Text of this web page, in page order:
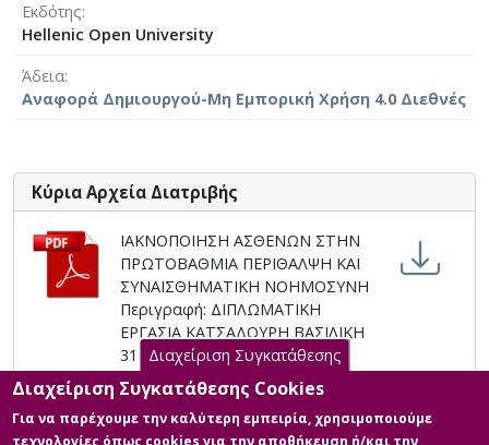
Εκδότης
Hellenic Open University
Άδεια
Αναφορά Δημιουργού-Μη Εμπορική Χρήση 4.0 Διεθνές
Κύρια Αρχεία Διατριβής
ΙΑΚΝΟΠΟΙΗΣΗ ΑΣΘΕΝΩΝ ΣΤΗΝ
ΠΡΩΤΟΒΑΘΜΙΑ ΠΕΡΙΘΑΛΨΗ ΚΑΙ
ΣΥΝΑΙΣΘΗΜΑΤΙΚΗ ΝΟΗΜΟΣΥΝΗ
Περιγραφή: ΔΙΠΛΩΜΑΤΙΚΗ
ΕΡΓΑΣΙΑ ΚΑΤΣΑΔΟΥΡΗ ΒΑΣΙΛΙΚΗ
31-5-2024 PDF.pdf (pdf)
Μέγεθος: 2.2 MB
Διαχείριση Συγκατάθεσης
Διαχείριση Συγκατάθεσης Cookies
Για να παρέχουμε την καλύτερη εμπειρία, χρησιμοποιούμε
τεχνολογίες όπως cookies για την αποθήκευση ή/και την